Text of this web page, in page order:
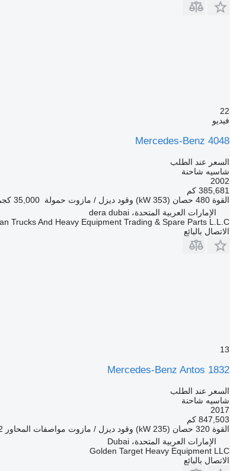
22
فيديو
Mercedes-Benz 4048
السعر عند الطلب
شاسيه شاحنة
2002
385,681 كم
القوة 480 حصان (353 kW) وقود ديزل / مازوت حمولة 35,000 كجم
الإمارات العربية المتحدة، dera dubai
Trucks And Heavy Equipment Trading & Spare Parts L.L.C
الاتصال بالبائع
13
Mercedes-Benz Antos 1832
السعر عند الطلب
شاسيه شاحنة
2017
847,503 كم
القوة 320 حصان (235 kW) وقود ديزل / مازوت مواصفات المحاور
الإمارات العربية المتحدة، Dubai
Golden Target Heavy Equipment LLC
الاتصال بالبائع